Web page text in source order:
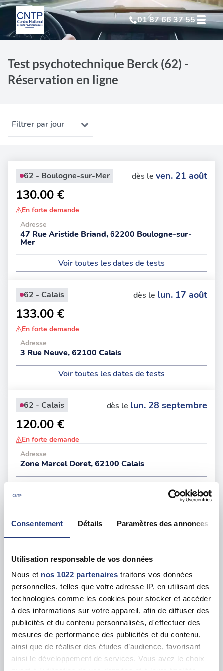
Consentement Détails Paramètres des annonces
Utilisation responsable de vos données
Nous et nos 1022 partenaires traitons vos données
personnelles, telles que votre adresse IP, en utilisant des
technologies comme les cookies pour stocker et accéder
à des informations sur votre appareil, afin de diffuser des
publicités et du contenu personnalisés, d'effectuer des
mesures de performance des publicités et du contenu,
ainsi que de réaliser des études d’audience, favorisant
ainsi le développement de services. Vous avez le choix
01 87 66 37 55
Test Psychotechniquesuite à annulation
Test Psychotechnique
Test Psychotechnique
Test psychotechnique Berck (62) -
Réservation en ligne
Filtrer par jour
62 - Boulogne-sur-Mer dès le ven. 21 août
130.00 €
En forte demande
Adresse
47 Rue Aristide Briand, 62200 Boulogne-sur-
Mer
Voir toutes les dates de tests
62 - Calais dès le lun. 17 août
133.00 €
En forte demande
Adresse
3 Rue Neuve, 62100 Calais
Voir toutes les dates de tests
62 - Calais dès le lun. 28 septembre
120.00 €
En forte demande
Adresse
Zone Marcel Doret, 62100 Calais
121.00 €
Adresse
164 Rue du Petit Hinges, 62232 Hinges
Voir toutes les dates de tests
62 - Béthune dès lejeu. 13 août
129.00 €
En forte demande